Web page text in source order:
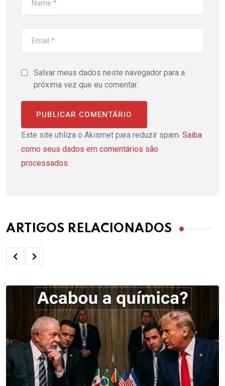
Salvar meus dados neste navegador para a
próxima vez que eu comentar.
Este site utiliza o Akismet para reduzir spam. Saiba
como seus dados em comentários são
processados.
ARTIGOS RELACIONADOS